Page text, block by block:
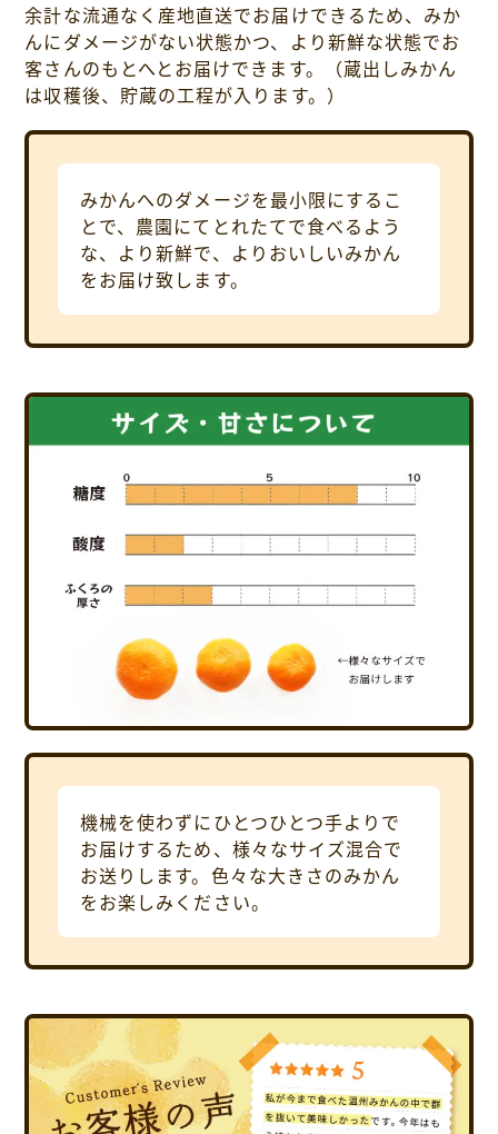
余計な流通なく産地直送でお届けできるため、みか
んにダメージがない状態かつ、より新鮮な状態でお
客さんのもとへとお届けできます。（蔵出しみかん
は収穫後、貯蔵の工程が入ります。）
みかんへのダメージを最小限にするこ
とで、農園にてとれたてで食べるよう
な、より新鮮で、よりおいしいみかん
をお届け致します。
機械を使わずにひとつひとつ手よりで
お届けするため、様々なサイズ混合で
お送りします。色々な大きさのみかん
をお楽しみください。